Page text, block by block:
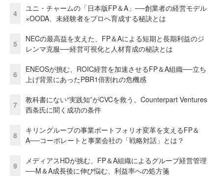
4
ユニ・チャームの「日本版FP＆A」──創業者の経営モデル
×OODA、未経験者をプロへ育成する秘訣とは
5
NECの最高益を支えた、FP＆Aによる短期と長期利益のジ
レンマ克服──経営可視化と人材育成の秘訣とは
6
ENEOSが挑む、ROIC経営を加速させるFP＆A組織──立ち
上げ背景にあったPBR1倍割れの危機感
7
教科書にない“実践知”がCVCを救う。Counterpart Ventures
西条氏に聞く成功の条件
8
キリングループの事業ポートフォリオ変革を支えるFP＆
A──コーポレートと事業会社の「戦略対話」とは？
9
メディアスHDが挑む、FP＆A組織によるグループ経営管理
──M＆A成長後に伸び悩む、利益率への処方箋